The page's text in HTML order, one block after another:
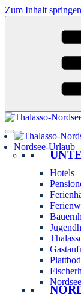
Zum Inhalt springen
Nordsee-Urlaub
Hotels